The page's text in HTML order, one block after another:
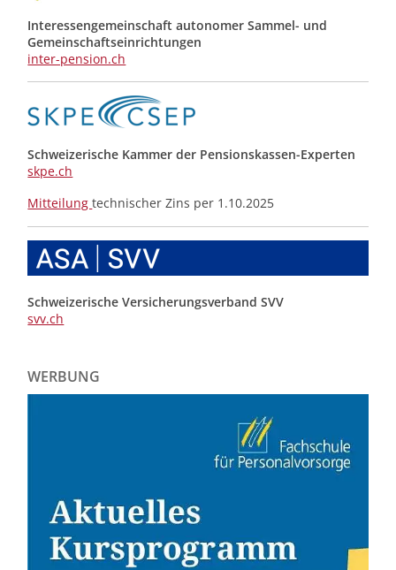
Interessengemeinschaft autonomer Sammel- und
Gemeinschafts­einrichtungen
inter-pension.ch
Schweizerische Kammer der Pensionskassen-Experten
skpe.ch
Mitteilungtechnischer Zins per 1.10.2025
Schweizerische Versicherungsverband SVV
svv.ch
WERBUNG